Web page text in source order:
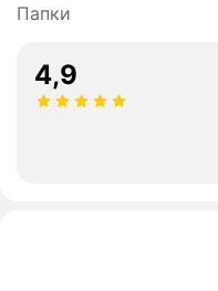
Папки
4,9